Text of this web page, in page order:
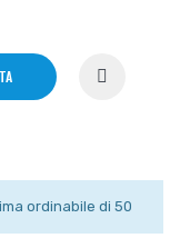
ordinabile di 50